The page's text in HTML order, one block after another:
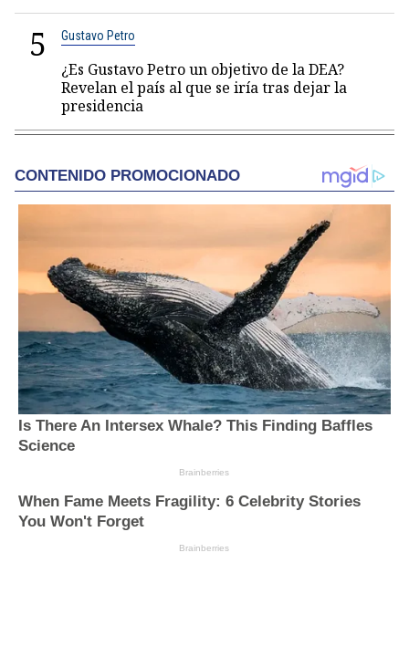
5 Gustavo Petro
¿Es Gustavo Petro un objetivo de la DEA?
Revelan el país al que se iría tras dejar la
presidencia